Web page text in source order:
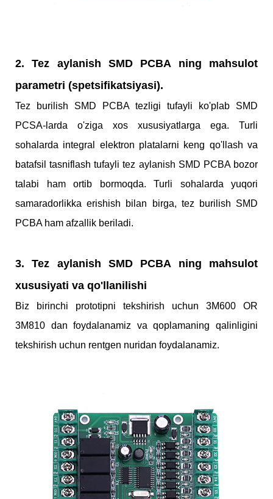
2. Tez aylanish SMD PCBA ning mahsulot
parametri (spetsifikatsiyasi).
Tez burilish SMD PCBA tezligi tufayli ko'plab SMD
PCSA-larda o'ziga xos xususiyatlarga ega. Turli
sohalarda integral elektron platalarni keng qo'llash va
batafsil tasniflash tufayli tez aylanish SMD PCBA bozor
talabi ham ortib bormoqda. Turli sohalarda yuqori
samaradorlikka erishish bilan birga, tez burilish SMD
PCBA ham afzallik beriladi.
3. Tez aylanish SMD PCBA ning mahsulot
xususiyati va qo'llanilishi
Biz birinchi prototipni tekshirish uchun 3M600 OR
3M810 dan foydalanamiz va qoplamaning qalinligini
tekshirish uchun rentgen nuridan foydalanamiz.